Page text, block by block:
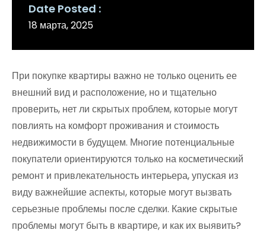
Date Posted
18 марта, 2025
При покупке квартиры важно не только оценить ее
внешний вид и расположение, но и тщательно
проверить, нет ли скрытых проблем, которые могут
повлиять на комфорт проживания и стоимость
недвижимости в будущем. Многие потенциальные
покупатели ориентируются только на косметический
ремонт и привлекательность интерьера, упуская из
виду важнейшие аспекты, которые могут вызвать
серьезные проблемы после сделки. Какие скрытые
проблемы могут быть в квартире, и как их выявить?